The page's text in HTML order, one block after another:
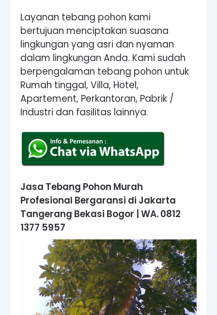
Layanan tebang pohon kami
bertujuan menciptakan suasana
lingkungan yang asri dan nyaman
dalam lingkungan Anda. Kami sudah
berpengalaman tebang pohon untuk
Rumah tinggal, Villa, Hotel,
Apartement, Perkantoran, Pabrik /
Industri dan fasilitas lainnya.
Jasa Tebang Pohon Murah
Profesional Bergaransi di Jakarta
Tangerang Bekasi Bogor | WA.0812
1377 5957